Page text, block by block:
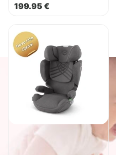
199.95 €
Pogledaj
proizvod
Cybex
autosjedalica